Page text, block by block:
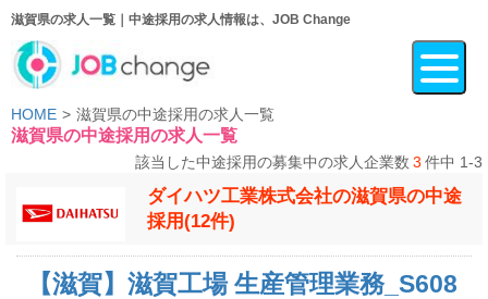
滋賀県の求人一覧｜中途採用の求人情報は、JOB Change
HOME 滋賀県の中途採用の求人一覧
滋賀県の中途採用の求人一覧
該当した中途採用の募集中の求人企業数 3 件中 1-3
ダイハツ工業株式会社の滋賀県の中途
採用(12件)
【滋賀】滋賀工場 生産管理業務_S608